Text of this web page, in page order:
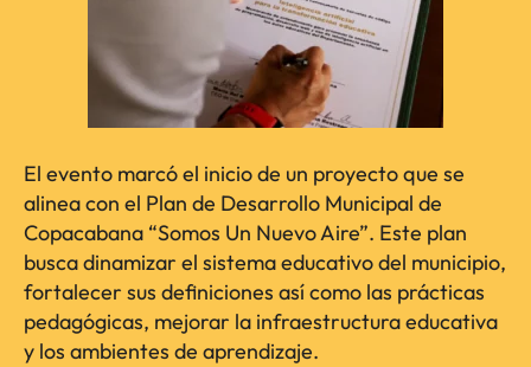
El evento marcó el inicio de un proyecto que se
alinea con el Plan de Desarrollo Municipal de
Copacabana “Somos Un Nuevo Aire”. Este plan
busca dinamizar el sistema educativo del municipio,
fortalecer sus definiciones así como las prácticas
pedagógicas, mejorar la infraestructura educativa
y los ambientes de aprendizaje.